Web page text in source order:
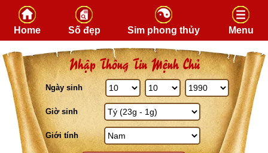
Skip to content
Home Số đẹp Sim phong thủy Menu
Nhập Thông Tin Mệnh Chủ
Ngày sinh
Giờ sinh
Giới tính